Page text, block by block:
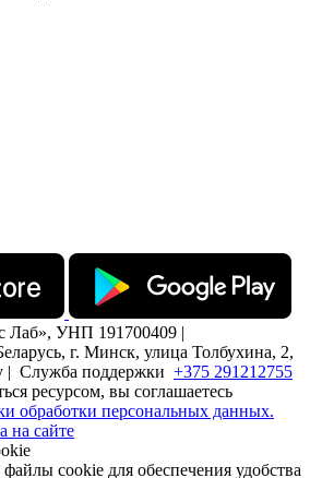
УНП 191700409 |
г. Минск, улица Толбухина, 2,
| Служба поддержки +375 291212755
ресурсом, вы соглашаетесь
обработки персональных данных.
на сайте
cookie для обеспечения удобства